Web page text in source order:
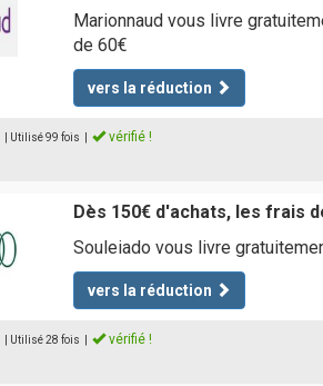
Marionnaud vous livre
de 60€
vers la réduction
| Utilisé 99 fois vérifié !
Dès 150€ d'achats, les frais
Souleiado vous livre
vers la réduction
| Utilisé 28 fois vérifié !